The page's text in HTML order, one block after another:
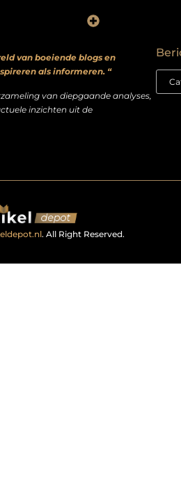
van boeiende blogs en
als informeren. “
van diepgaande analyses,
inzichten uit de
. All Right Reserved.